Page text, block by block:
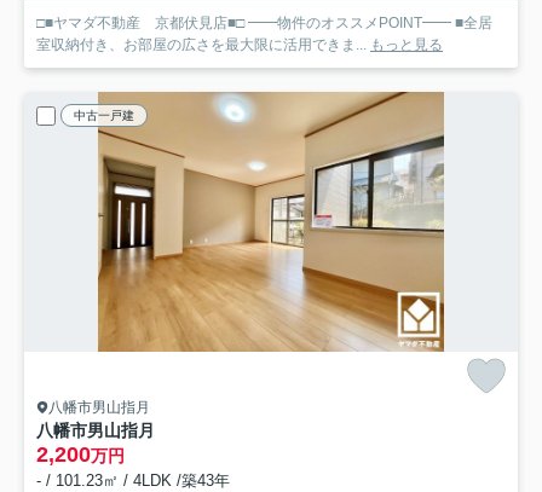
□■ヤマダ不動産 京都伏見店■□ ━━物件のオススメPOINT━━ ■全居
室収納付き、お部屋の広さを最大限に活用できま... もっと見る
中古一戸建
八幡市男山指月
八幡市男山指月
2,200万円
- / 101.23㎡ / 4LDK /築43年